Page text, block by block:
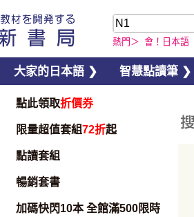
熱門＞ 會！日本語
大家的日本語 ❯ 智慧點讀筆 ❯
點此領取折價券
限量超值套組72折起
點讀套組
暢銷套書
加碼快閃10本 全館滿500限時